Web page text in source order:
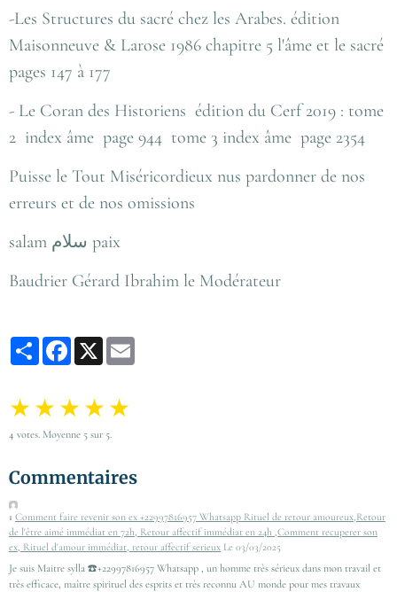
-Les Structures du sacré chez les Arabes. édition
Maisonneuve & Larose 1986 chapitre 5 l'âme et le sacré
pages 147 à 177
- Le Coran des Historiens édition du Cerf 2019 : tome
2 index âme page 944 tome 3 index âme page 2354
Puisse le Tout Miséricordieux nus pardonner de nos
erreurs et de nos omissions
salam سلام paix
Baudrier Gérard Ibrahim le Modérateur
Partager FacebookX
★ ★ ★ ★ ★
4 votes. Moyenne 5 sur 5.
Commentaires
1 Comment faire revenir son ex +22997816957 Whatsapp Rituel de retour amoureux,Retour
de l'être aimé immédiat en 72h, Retour affectif immédiat en 24h ,Comment recuperer son
ex, Rituel d'amour immédiat, retour affectif serieux Le 03/03/2025
Je suis Maitre sylla ☎️+22997816957 Whatsapp , un homme très sérieux dans mon travail et
très efficace, maître spirituel des esprits et très reconnu AU monde pour mes travaux